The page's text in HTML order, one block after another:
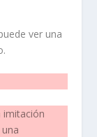
ver una
imitación